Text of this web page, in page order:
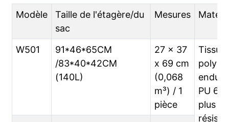
Modèle
Taille de l'étagère/du
sac
Mesures
W501
91*46*65CM
/83*40*42CM
(140L)
27 x 37
x 69 cm
(0,068
m³) / 1
pièce
Tissu
enduit
PU
plus